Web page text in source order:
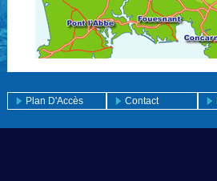
Plan D'Accès Contact